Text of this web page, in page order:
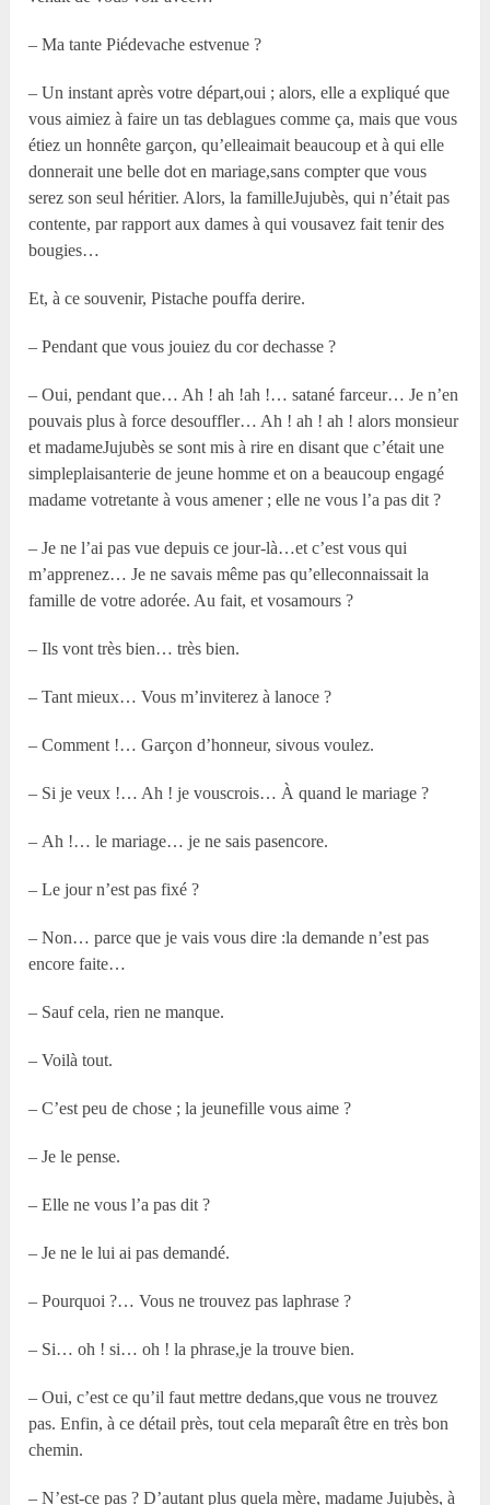
– Ma tante Piédevache estvenue ?
– Un instant après votre départ,oui ; alors, elle a expliqué que
vous aimiez à faire un tas deblagues comme ça, mais que vous
étiez un honnête garçon, qu’elleaimait beaucoup et à qui elle
donnerait une belle dot en mariage,sans compter que vous
serez son seul héritier. Alors, la familleJujubès, qui n’était pas
contente, par rapport aux dames à qui vousavez fait tenir des
bougies…
Et, à ce souvenir, Pistache pouffa derire.
– Pendant que vous jouiez du cor dechasse ?
– Oui, pendant que… Ah ! ah !ah !… satané farceur… Je n’en
pouvais plus à force desouffler… Ah ! ah ! ah ! alors monsieur
et madameJujubès se sont mis à rire en disant que c’était une
simpleplaisanterie de jeune homme et on a beaucoup engagé
madame votretante à vous amener ; elle ne vous l’a pas dit ?
– Je ne l’ai pas vue depuis ce jour-là…et c’est vous qui
m’apprenez… Je ne savais même pas qu’elleconnaissait la
famille de votre adorée. Au fait, et vosamours ?
– Ils vont très bien… très bien.
– Tant mieux… Vous m’inviterez à lanoce ?
– Comment !… Garçon d’honneur, sivous voulez.
– Si je veux !… Ah ! je vouscrois… À quand le mariage ?
– Ah !… le mariage… je ne sais pasencore.
– Le jour n’est pas fixé ?
– Non… parce que je vais vous dire :la demande n’est pas
encore faite…
– Sauf cela, rien ne manque.
– Voilà tout.
– C’est peu de chose ; la jeunefille vous aime ?
– Je le pense.
– Elle ne vous l’a pas dit ?
– Je ne le lui ai pas demandé.
– Pourquoi ?… Vous ne trouvez pas laphrase ?
– Si… oh ! si… oh ! la phrase,je la trouve bien.
– Oui, c’est ce qu’il faut mettre dedans,que vous ne trouvez
pas. Enfin, à ce détail près, tout cela meparaît être en très bon
chemin.
– N’est-ce pas ? D’autant plus quela mère, madame Jujubès, à